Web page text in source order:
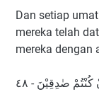
Dan setiap
mereka telah
mereka dengan
صٰدِقِيْنَ - ٤٨